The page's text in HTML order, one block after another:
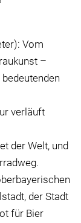
Vom
–
verläuft
der Welt, und
der Stadt
für Bier